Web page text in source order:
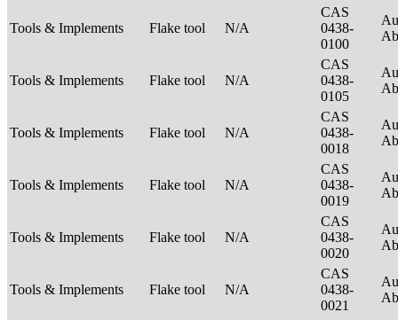
Tools & Implements Flake tool N/A
CAS
0438-
0100
Tools & Implements Flake tool N/A
CAS
0438-
0105
Tools & Implements Flake tool N/A
CAS
0438-
0018
Tools & Implements Flake tool N/A
CAS
0438-
0019
Tools & Implements Flake tool N/A
CAS
0438-
0020
Tools & Implements Flake tool N/A
CAS
0438-
0021